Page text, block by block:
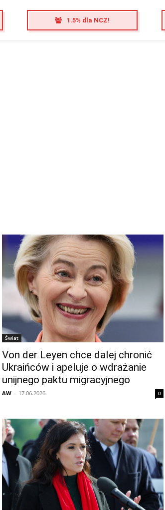
1.5% dla NCZ!
Świat
Von der Leyen chce dalej chronić
Ukraińców i apeluje o wdrażanie
unijnego paktu migracyjnego
AW - 17.06.2026 0